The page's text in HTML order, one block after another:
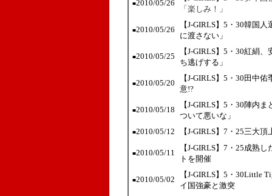
■2010/05/26
「楽しみ！」
■2010/05/26
【J-GIRLS】5・30韓国
に渡さない」
■2010/05/25
【J-GIRLS】5・30紅絹
ち逃げする」
■2010/05/20
【J-GIRLS】5・30田中
意!?
■2010/05/18
【J-GIRLS】5・30陣内
ついて悪いな」
■2010/05/12 【J-GIRLS】7・25三大
■2010/05/11
【J-GIRLS】7・25成熟
トを開催
■2010/05/02
【J-GIRLS】5・30Little
イ国強豪と激突